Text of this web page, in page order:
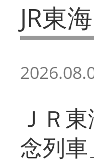
JR東海
ＪＲ
念列